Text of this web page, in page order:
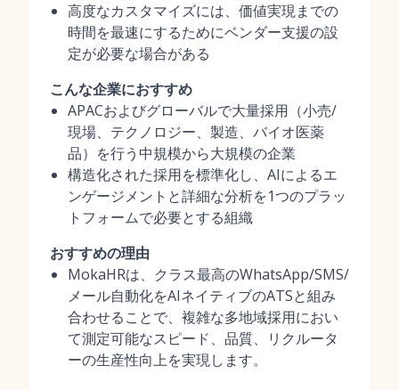
高度なカスタマイズには、価値実現までの
時間を最速にするためにベンダー支援の設
定が必要な場合がある
こんな企業におすすめ
APACおよびグローバルで大量採用（小売/
現場、テクノロジー、製造、バイオ医薬
品）を行う中規模から大規模の企業
構造化された採用を標準化し、AIによるエ
ンゲージメントと詳細な分析を1つのプラッ
トフォームで必要とする組織
おすすめの理由
MokaHRは、クラス最高のWhatsApp/SMS/
メール自動化をAIネイティブのATSと組み
合わせることで、複雑な多地域採用におい
て測定可能なスピード、品質、リクルータ
ーの生産性向上を実現します。